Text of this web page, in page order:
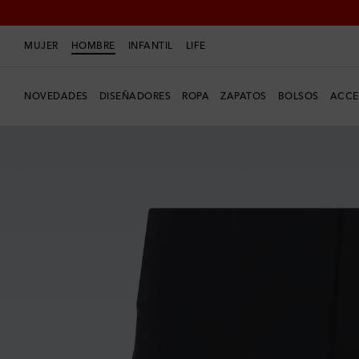
MUJER HOMBRE INFANTIL LIFE
NOVEDADES DISEÑADORES ROPA ZAPATOS BOLSOS